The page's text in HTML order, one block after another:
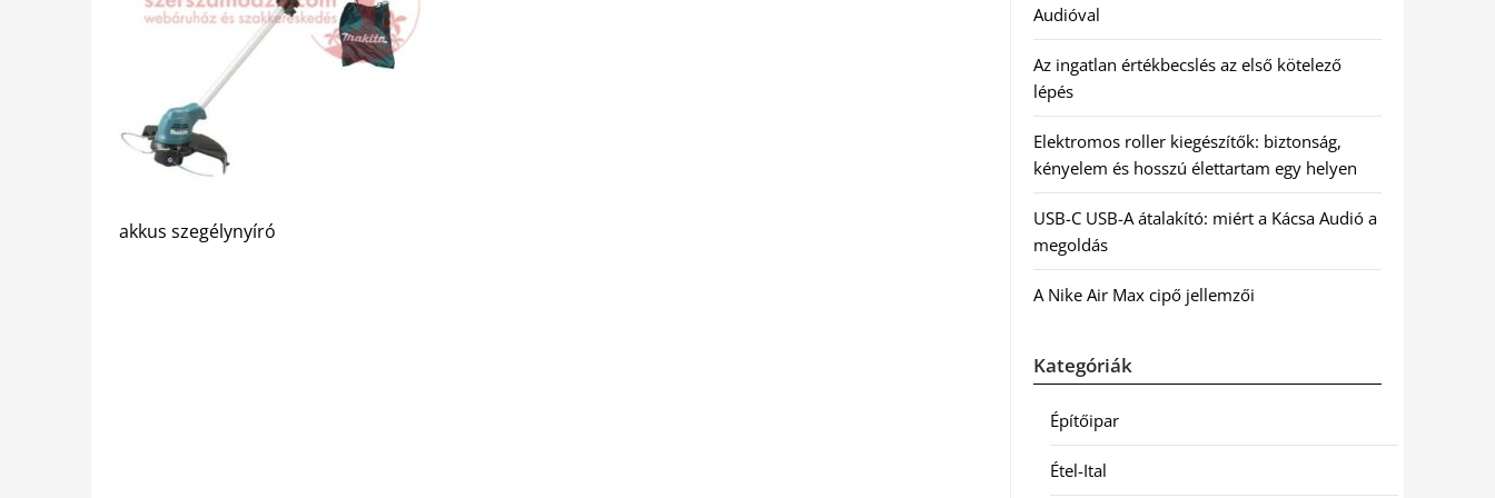
akkus szegélynyíró
Audióval
Az ingatlan értékbecslés az első kötelező
lépés
Elektromos roller kiegészítők: biztonság,
kényelem és hosszú élettartam egy helyen
USB-C USB-A átalakító: miért a Kácsa Audió a
megoldás
A Nike Air Max cipő jellemzői
Kategóriák
Építőipar
Étel-Ital